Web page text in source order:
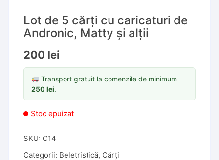
Lot de 5 cărți cu caricaturi de
Andronic, Matty și alții
200 lei
Transport gratuit la comenzile de minimum
250lei.
Stoc epuizat
SKU: C14
Categorii: Beletristică, Cărți